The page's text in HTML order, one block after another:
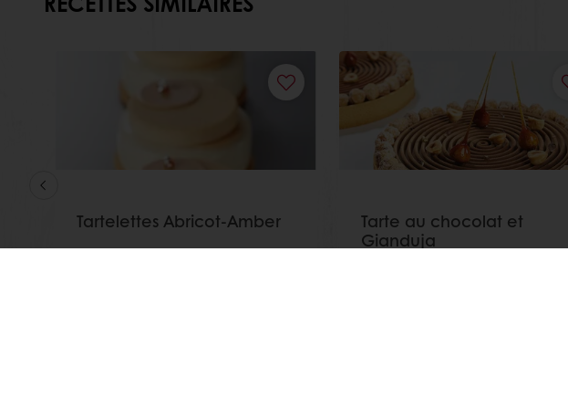
Tartelettes Abricot-Amber
Tarte au chocolat et
Gianduja